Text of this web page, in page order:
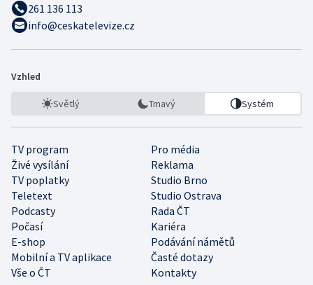
261 136 113
info@ceskatelevize.cz
Vzhled
Světlý Tmavý Systém
TV program
Pro média
Živé vysílání
Reklama
TV poplatky
Studio Brno
Teletext
Studio Ostrava
Podcasty
Rada ČT
Počasí
Kariéra
E-shop
Podávání námětů
Mobilní a TV aplikace
Časté dotazy
Vše o ČT
Kontakty